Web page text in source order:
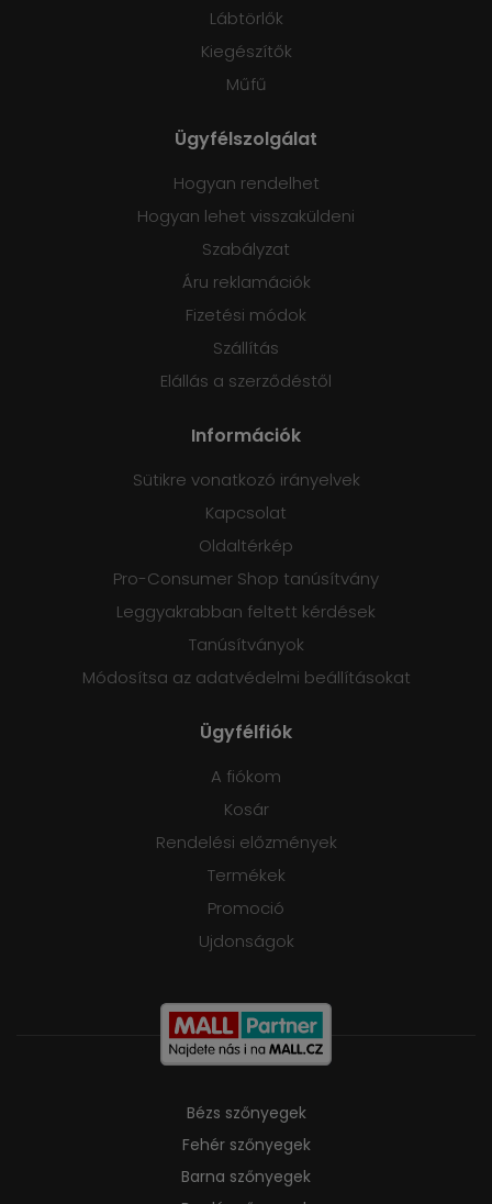
Lábtörlők
Kiegészítők
Műfű
Ügyfélszolgálat
Hogyan rendelhet
Hogyan lehet visszaküldeni
Szabályzat
Áru reklamációk
Fizetési módok
Szállítás
Elállás a szerződéstől
Információk
Sütikre vonatkozó irányelvek
Kapcsolat
Oldaltérkép
Pro-Consumer Shop tanúsítvány
Leggyakrabban feltett kérdések
Tanúsítványok
Módosítsa az adatvédelmi beállításokat
Ügyfélfiók
A fiókom
Kosár
Rendelési előzmények
Termékek
Promoció
Ujdonságok
Bézs szőnyegek
Fehér szőnyegek
Barna szőnyegek